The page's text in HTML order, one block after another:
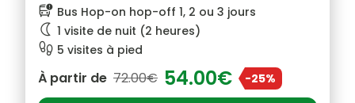
bus_alert Bus Hop-on hop-off 1, 2 ou 3 jours
nightlight 1 visite de nuit (2 heures)
footprint 5 visites à pied
À partir de 72.00€ 54.00€ -25%